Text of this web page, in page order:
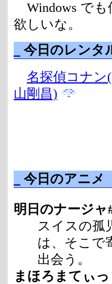
Windows で
欲しいな。
今日のレンタ
名探偵コナン
山剛昌)
今日のアニメ
明日のナージャ
スイスの孤
は、そこで
出会う。
まほろまてぃっ